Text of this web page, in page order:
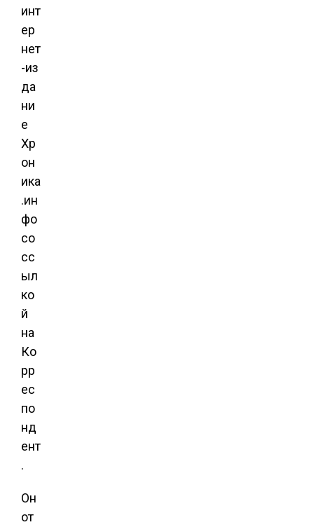
инт
ер
нет
-из
да
ни
е
Хр
он
ика
.ин
фо
со
сс
ыл
ко
й
на
Ко
рр
ес
по
нд
ент
.
Он
от